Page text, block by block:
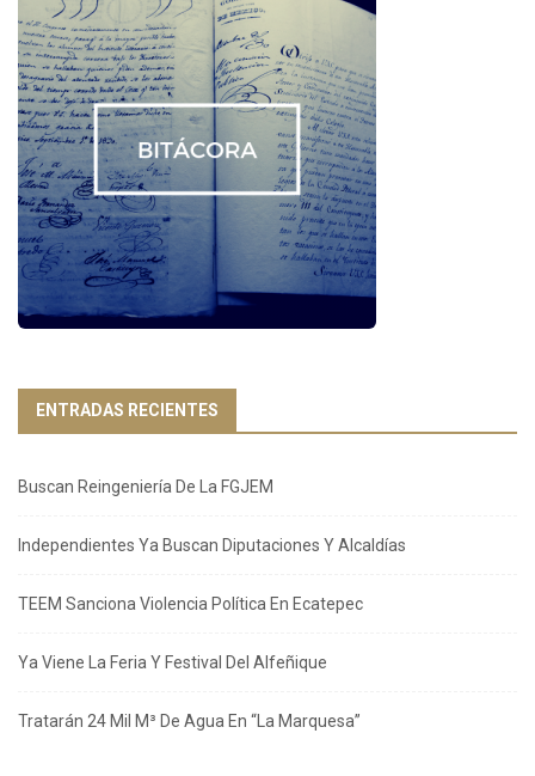
ENTRADAS RECIENTES
Buscan Reingeniería De La FGJEM
Independientes Ya Buscan Diputaciones Y Alcaldías
TEEM Sanciona Violencia Política En Ecatepec
Ya Viene La Feria Y Festival Del Alfeñique
Tratarán 24 Mil M³ De Agua En “La Marquesa”